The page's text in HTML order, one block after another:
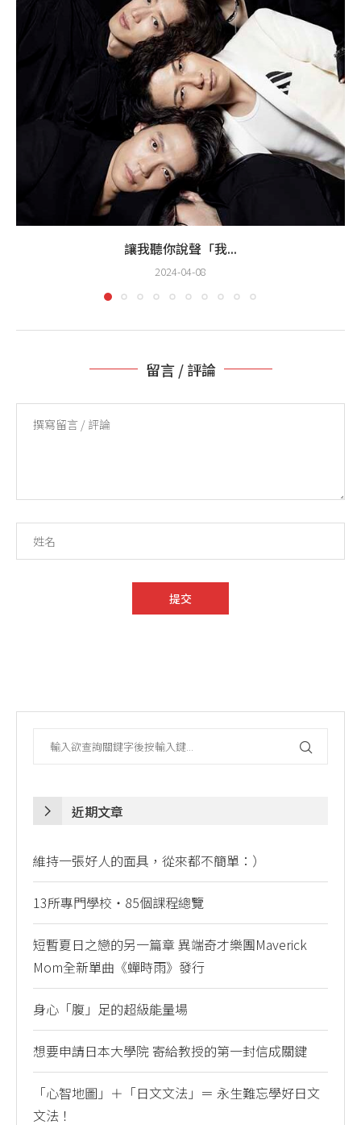
讓我聽你說聲「我...
2024-04-08
留言 / 評論
近期文章
維持一張好人的面具，從來都不簡單：）
13所專門學校・85個課程總覽
短暫夏日之戀的另一篇章 異端奇才樂團Maverick
Mom全新單曲《蟬時雨》發行
身心「腹」足的超級能量場
想要申請日本大學院 寄給教授的第一封信成關鍵
「心智地圖」＋「日文文法」＝ 永生難忘學好日文
文法！